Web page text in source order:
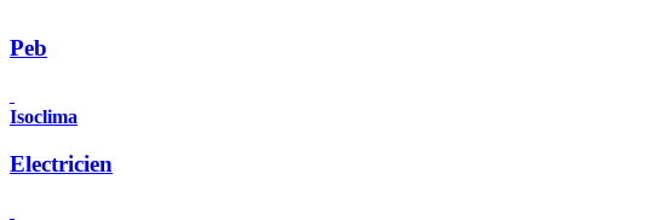
Peb
Isoclima
Electricien